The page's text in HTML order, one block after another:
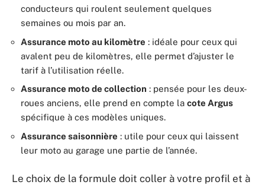
conducteurs qui roulent seulement quelques
semaines ou mois par an.
Assurance moto au kilomètre : idéale pour ceux qui
avalent peu de kilomètres, elle permet d’ajuster le
tarif à l’utilisation réelle.
Assurance moto de collection : pensée pour les deux-
roues anciens, elle prend en compte la cote Argus
spécifique à ces modèles uniques.
Assurance saisonnière : utile pour ceux qui laissent
leur moto au garage une partie de l’année.
Le choix de la formule doit coller à votre profil et à